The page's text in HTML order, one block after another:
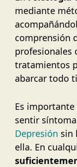
mediante
comprensión
profesionales
tratamientos
abarcar todo
Es
sentir
Depresión sin
ella. En